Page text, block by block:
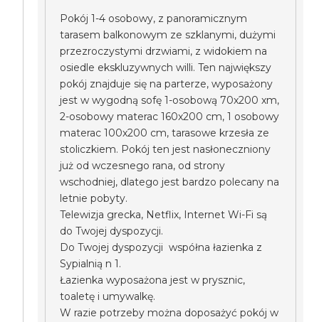
Pokój 1-4 osobowy, z panoramicznym
tarasem balkonowym ze szklanymi, dużymi
przezroczystymi drzwiami, z widokiem na
osiedle ekskluzywnych willi. Ten największy
pokój znajduje się na parterze, wyposażony
jest w wygodną sofę 1-osobową 70x200 xm,
2-osobowy materac 160x200 cm, 1 osobowy
materac 100x200 cm, tarasowe krzesła ze
stoliczkiem. Pokój ten jest nasłoneczniony
już od wczesnego rana, od strony
wschodniej, dlatego jest bardzo polecany na
letnie pobyty.
Telewizja grecka, Netflix, Internet Wi-Fi są
do Twojej dyspozycji.
Do Twojej dyspozycji współna łazienka z
Sypialnią n 1.
Łazienka wyposażona jest w prysznic,
toaletę i umywalkę.
W razie potrzeby można doposażyć pokój w